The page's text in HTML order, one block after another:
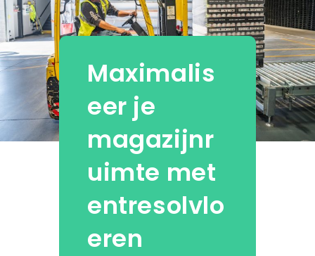
Maximalis
eer je
magazijnr
uimte met
entresolvlo
eren